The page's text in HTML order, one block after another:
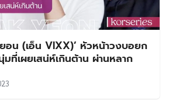
อน (เอ็น VIXX)’ หัวหน้าวงบอยก
ที่เผยเสน่ห์เกินต้าน ผ่านหลาก